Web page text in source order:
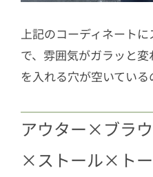
上記のコーディネート
で、雰囲気がガラッと
を入れる穴が空いている
アウター×ブラ
×ストール×ト